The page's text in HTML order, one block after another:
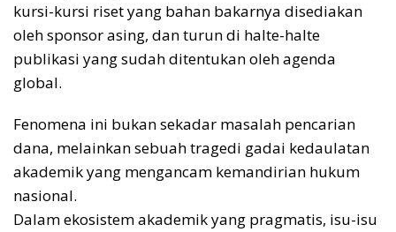
kursi-kursi riset yang bahan bakarnya disediakan
oleh sponsor asing, dan turun di halte-halte
publikasi yang sudah ditentukan oleh agenda
global.
Fenomena ini bukan sekadar masalah pencarian
dana, melainkan sebuah tragedi gadai kedaulatan
akademik yang mengancam kemandirian hukum
nasional.
Dalam ekosistem akademik yang pragmatis, isu-isu